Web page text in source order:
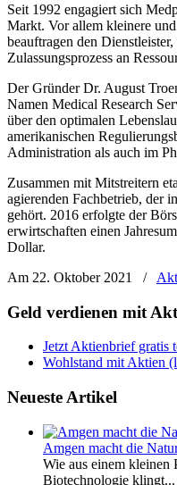
Seit 1992 engagiert sich
Markt. Vor allem kleinere
beauftragen den
Zulassungsprozess an
Der Gründer Dr. August
Namen Medical Research
über den optimalen
amerikanischen
Administration als auch im
Zusammen mit Mitstreitern
agierenden Fachbetrieb, der
gehört. 2016 erfolgte der
erwirtschaften einen
Dollar.
Am 22. Oktober 2021
/
Geld verdienen mit
Jetzt Aktienbrief gratis
Wohlstand mit Aktien
Neueste Artikel
Amgen macht die
Wie aus einem kleinen
Biotechnologie klingt...